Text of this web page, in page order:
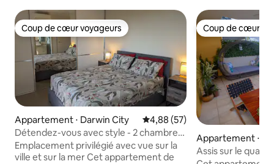
Coup de cœur voyageurs
Coup de cœur voyageurs
Appartement ⋅ Darwin City Évaluation moyenne sur la
4,88 (57)
Détendez-vous avec style - 2 chambres
et 2 salles de bains
Emplacement privilégié avec vue sur la
ville et sur la mer Cet appartement de
Coup de cœur
Coup de cœur
Appartement ⋅
Assis sur le quai